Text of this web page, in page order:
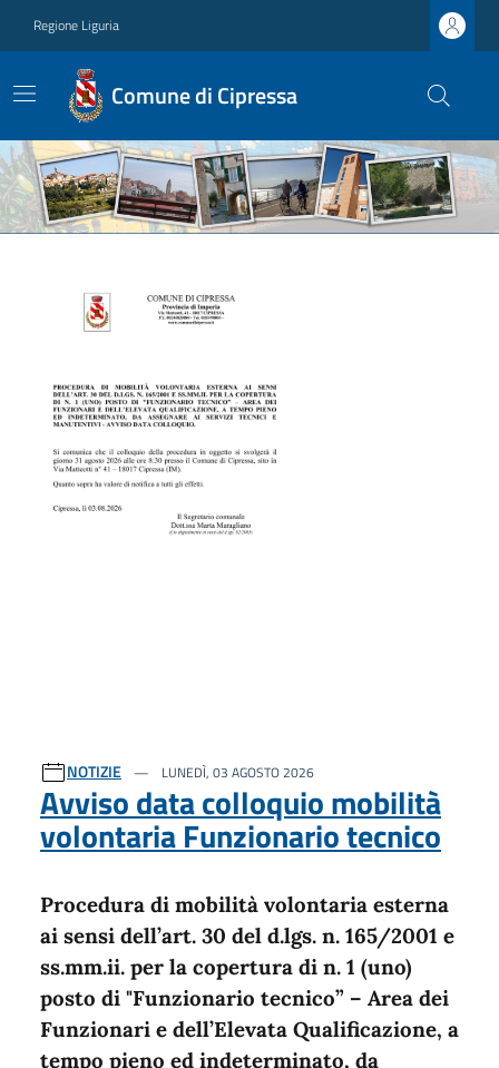
Regione Liguria
Comune di Cipressa
NOTIZIE LUNEDÌ, 03 AGOSTO 2026
Avviso data colloquio mobilità
volontaria Funzionario tecnico
Procedura di mobilità volontaria esterna
ai sensi dell’art. 30 del d.lgs. n. 165/2001 e
ss.mm.ii. per la copertura di n. 1 (uno)
posto di "Funzionario tecnico” – Area dei
Funzionari e dell’Elevata Qualificazione, a
tempo pieno ed indeterminato, da